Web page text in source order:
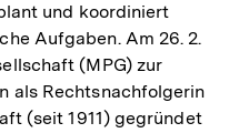
und koordiniert
Aufgaben. Am 26. 2.
(MPG) zur
als Rechtsnachfolgerin
(seit 1911) gegründet